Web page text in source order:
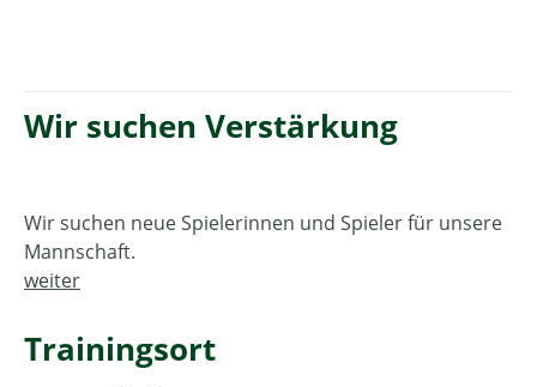
Wir suchen Verstärkung
Wir suchen neue Spieler­innen und Spieler für unsere
Mannschaft.
weiter
Trainingsort